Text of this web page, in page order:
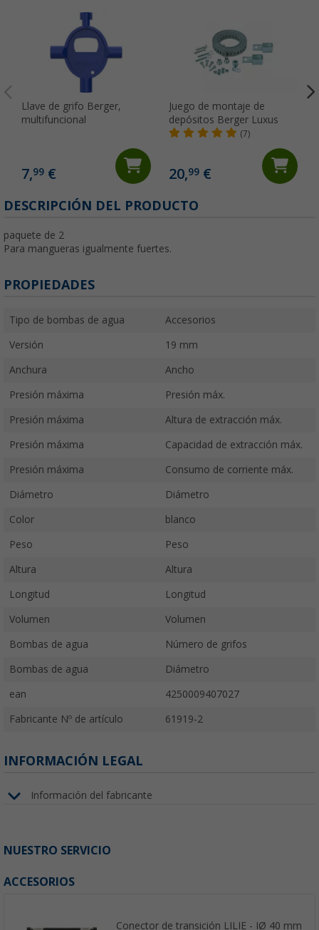
Llave de grifo Berger,
multifuncional
7,99 €
Juego de montaje de
depósitos Berger Luxus
(7)
20,99€
DESCRIPCIÓN DEL PRODUCTO
paquete de 2
Para mangueras igualmente fuertes.
PROPIEDADES
Tipo de bombas de agua Accesorios
Versión 19 mm
Anchura Ancho
Presión máxima Presión máx.
Presión máxima Altura de extracción máx.
Presión máxima Capacidad de extracción máx.
Presión máxima Consumo de corriente máx.
Diámetro Diámetro
Color blanco
Peso Peso
Altura Altura
Longitud Longitud
Volumen Volumen
Bombas de agua Número de grifos
Bombas de agua Diámetro
ean 4250009407027
Fabricante Nº de artículo 61919-2
INFORMACIÓN LEGAL
Información del fabricante
NUESTRO SERVICIO
ACCESORIOS
Conector de transición LILIE - IØ 40 mm